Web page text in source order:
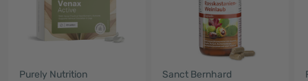
Purely Nutrition Sanct Bernhard